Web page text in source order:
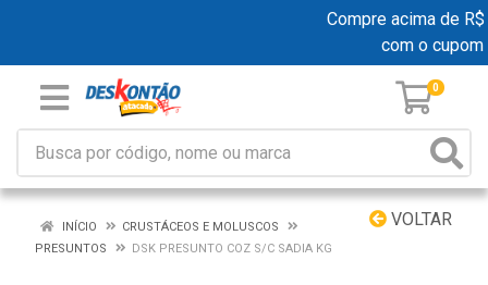
Compre acima de
com o cupom
0
VOLTAR
INÍCIO
CRUSTÁCEOS E MOLUSCOS
PRESUNTOS
DSK PRESUNTO COZ S/C SADIA KG